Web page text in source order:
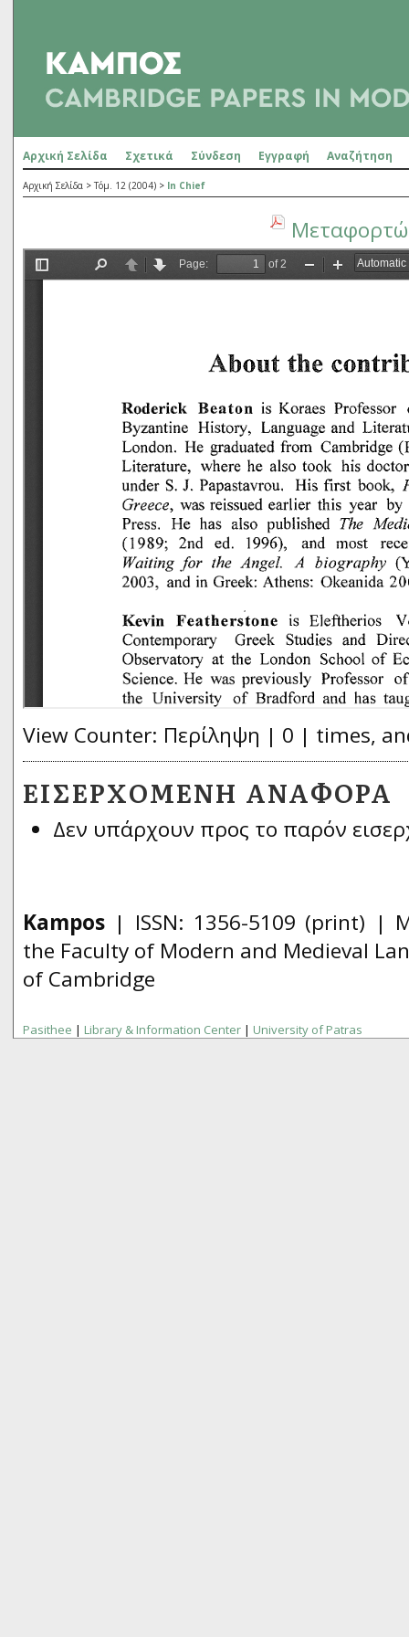
Αρχική Σελίδα Σχετικά Σύνδεση Εγγραφή Αναζήτηση
Αρχική Σελίδα >Τόμ. 12 (2004) > In Chief
View Counter: Περίληψη | 0 | times,
ΕΙΣΕΡΧΌΜΕΝΗ ΑΝΑΦΟΡΆ
Δεν υπάρχουν προς το παρόν
Kampos | ISSN: 1356­-5109 (print) |
the Faculty of Modern and Medieval
of Cambridge
Pasithee | Library & Information Center | University of Patras